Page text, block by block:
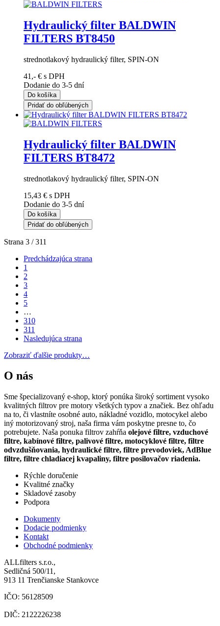
Hydraulický filter BALDWIN
FILTERS BT8450
strednotlakový hydraulický filter, SPIN-ON
41,- € s DPH
Dodanie do 3-5 dní
Do košíka
Pridať do obľúbených
Hydraulický filter BALDWIN
FILTERS BT8472
strednotlakový hydraulický filter, SPIN-ON
15,43 € s DPH
Dodanie do 3-5 dní
Do košíka
Pridať do obľúbených
Strana 3 / 311
Predchádzajúca strana
1
2
3
4
5
…
310
311
Nasledujúca strana
Zobraziť ďalšie produkty…
O nás
Sme špecializovaný e-shop, ktorý ponúka široký sortiment vysoko
kvalitných filtrov pre motory všetkých typov a značiek. Bez ohľadu
na to, či vlastníte osobné auto, nákladné vozidlo, motocykel alebo
iný motorizovaný stroj, naša firma vám poskytne presne to, čo
potrebujete. Naša ponuka filtrov zahŕňa olejové filtre, vzduchové
filtre, kabínové filtre, palivové filtre, motocyklové filtre, filtre
odvzdušňovania, hydraulické filtre, filtre prevodoviek, AdBlue
filtre, filtre chladiacej kvapaliny, filtre posilovačov riadenia.
Rýchle doručenie
Kvalitné značky
Skladové zasoby
Podpora
Dokumenty
Dodacie podmienky
Kontakt
Obchodné podmienky
ALLfilters s.r.o.,
Sedličná 500/11,
913 11 Trenčianske Stankovce
IČO: 56128509
DIČ: 2122226238